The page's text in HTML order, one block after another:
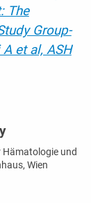
The
Group-
et al, ASH
Hämatologie und
Wien